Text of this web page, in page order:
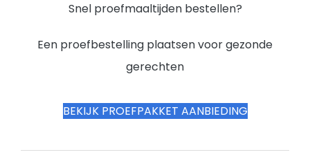
Snel proefmaaltijden bestellen?
Een proefbestelling plaatsen voor gezonde
gerechten
BEKIJK PROEFPAKKET AANBIEDING